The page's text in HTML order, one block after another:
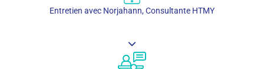
Entretien avec Norjahann, Consultante HTMY